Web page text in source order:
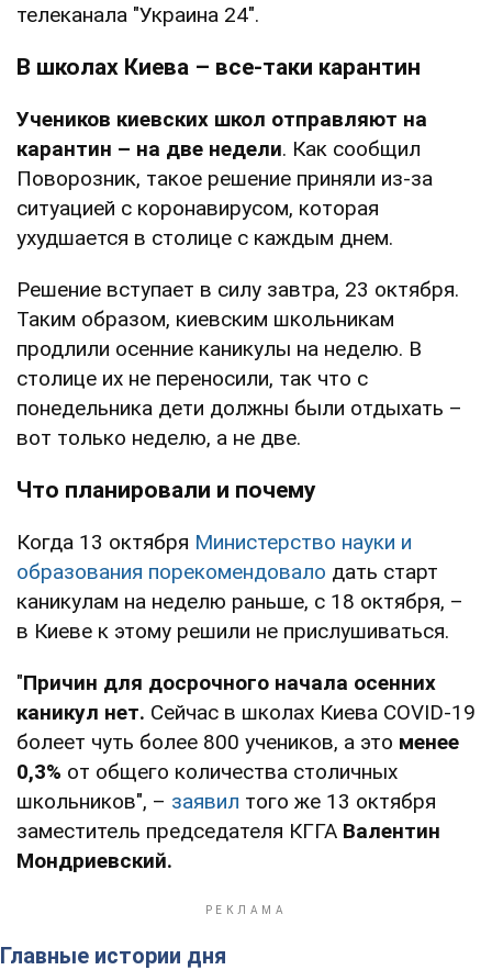
телеканала "Украина 24".
В школах Киева – все-таки карантин
Учеников киевских школ отправляют на
карантин – на две недели. Как сообщил
Поворозник, такое решение приняли из-за
ситуацией с коронавирусом, которая
ухудшается в столице с каждым днем.
Решение вступает в силу завтра, 23 октября.
Таким образом, киевским школьникам
продлили осенние каникулы на неделю. В
столице их не переносили, так что с
понедельника дети должны были отдыхать –
вот только неделю, а не две.
Что планировали и почему
Когда 13 октября Министерство науки и
образования порекомендовало дать старт
каникулам на неделю раньше, с 18 октября, –
в Киеве к этому решили не прислушиваться.
"Причин для досрочного начала осенних
каникул нет. Сейчас в школах Киева COVID-19
болеет чуть более 800 учеников, а это менее
0,3% от общего количества столичных
школьников", – заявил того же 13 октября
заместитель председателя КГГА Валентин
Мондриевский.
Главные истории дня